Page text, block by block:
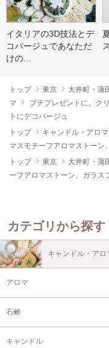
イタリアの3D技法とデ
コパージュであなただ
けの...
トップ 東京 大井町・蒲
マ
プチプレゼントに。ク
トにデコパージュ
トップ
キャンドル・アロ
マスモチーフアロマストーン
トップ
東京 大井町・蒲
ーフアロマストーン、ガラス
カテゴリから探す
キャンドル・アロ
アロマ
石鹸
キャンドル